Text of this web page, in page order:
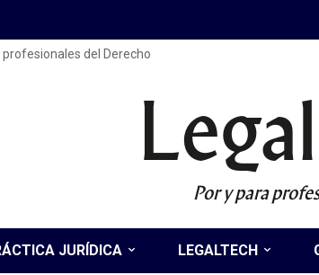
profesionales del Derecho
Legal
Por y para
JURÍDICA LEGALTECH